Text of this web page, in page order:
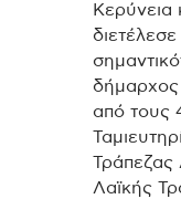
Κερύνεια
από τους
Τράπεζας
Λαϊκής